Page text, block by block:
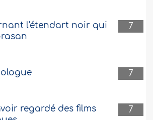
7
l'étendart noir qui
7
7
regardé des films